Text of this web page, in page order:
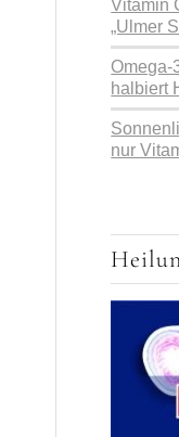
Vitamin
„Ulmer
Omega-
halbiert
nur